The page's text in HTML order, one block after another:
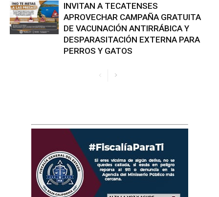
INVITAN A TECATENSES
APROVECHAR CAMPAÑA GRATUITA
DE VACUNACIÓN ANTIRRÁBICA Y
DESPARASITACIÓN EXTERNA PARA
PERROS Y GATOS